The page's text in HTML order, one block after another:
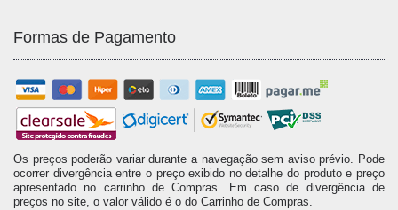
Formas de Pagamento
Os preços poderão variar durante a navegação sem aviso prévio. Pode
ocorrer divergência entre o preço exibido no detalhe do produto e preço
apresentado no carrinho de Compras. Em caso de divergência de
preços no site, o valor válido é o do Carrinho de Compras.